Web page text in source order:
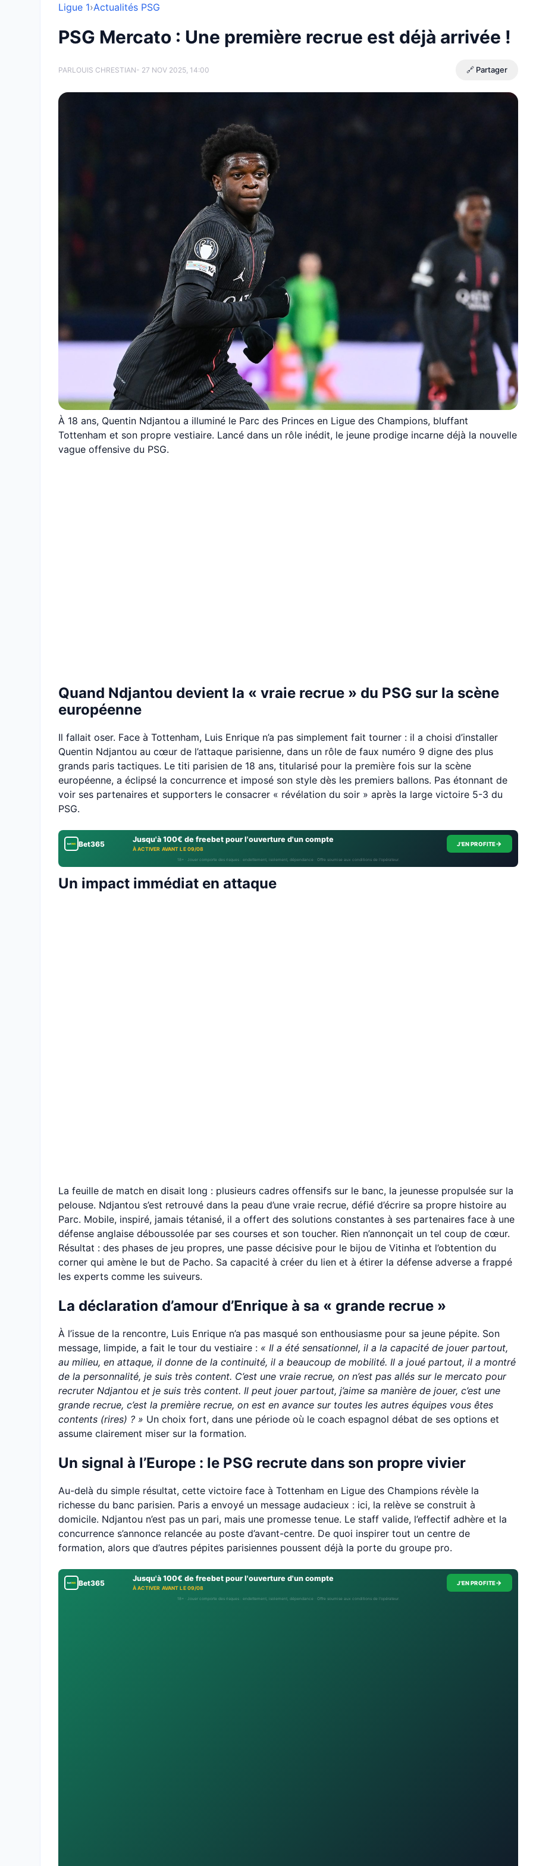
Ligue 1›Actualités PSG
PSG Mercato : Une première recrue est déjà arrivée !
PARLOUIS CHRESTIAN- 27 NOV 2025, 14:00 🔗 Partager
À 18 ans, Quentin Ndjantou a illuminé le Parc des Princes en Ligue des Champions, bluffant
Tottenham et son propre vestiaire. Lancé dans un rôle inédit, le jeune prodige incarne déjà la nouvelle
vague offensive du PSG.
Quand Ndjantou devient la « vraie recrue » du PSG sur la scène
européenne
Il fallait oser. Face à Tottenham, Luis Enrique n’a pas simplement fait tourner : il a choisi d’installer
Quentin Ndjantou au cœur de l’attaque parisienne, dans un rôle de faux numéro 9 digne des plus
grands paris tactiques. Le titi parisien de 18 ans, titularisé pour la première fois sur la scène
européenne, a éclipsé la concurrence et imposé son style dès les premiers ballons. Pas étonnant de
voir ses partenaires et supporters le consacrer « révélation du soir » après la large victoire 5-3 du
PSG.
Bet365 Jusqu'à 100€ de freebet pour l'ouverture d'un compte
À ACTIVER AVANT LE 09/08
J'EN PROFITE→
18+ · Jouer comporte des risques : endettement, isolement, dépendance · Offre soumise aux conditions de l’opérateur.
Un impact immédiat en attaque
La feuille de match en disait long : plusieurs cadres offensifs sur le banc, la jeunesse propulsée sur la
pelouse. Ndjantou s’est retrouvé dans la peau d’une vraie recrue, défié d’écrire sa propre histoire au
Parc. Mobile, inspiré, jamais tétanisé, il a offert des solutions constantes à ses partenaires face à une
défense anglaise déboussolée par ses courses et son toucher. Rien n’annonçait un tel coup de cœur.
Résultat : des phases de jeu propres, une passe décisive pour le bijou de Vitinha et l’obtention du
corner qui amène le but de Pacho. Sa capacité à créer du lien et à étirer la défense adverse a frappé
les experts comme les suiveurs.
La déclaration d’amour d’Enrique à sa « grande recrue »
À l’issue de la rencontre, Luis Enrique n’a pas masqué son enthousiasme pour sa jeune pépite. Son
message, limpide, a fait le tour du vestiaire : « Il a été sensationnel, il a la capacité de jouer partout,
au milieu, en attaque, il donne de la continuité, il a beaucoup de mobilité. Il a joué partout, il a montré
de la personnalité, je suis très content. C’est une vraie recrue, on n’est pas allés sur le mercato pour
recruter Ndjantou et je suis très content. Il peut jouer partout, j’aime sa manière de jouer, c’est une
grande recrue, c’est la première recrue, on est en avance sur toutes les autres équipes vous êtes
contents (rires) ? » Un choix fort, dans une période où le coach espagnol débat de ses options et
assume clairement miser sur la formation.
Un signal à l’Europe : le PSG recrute dans son propre vivier
Au-delà du simple résultat, cette victoire face à Tottenham en Ligue des Champions révèle la
richesse du banc parisien. Paris a envoyé un message audacieux : ici, la relève se construit à
domicile. Ndjantou n’est pas un pari, mais une promesse tenue. Le staff valide, l’effectif adhère et la
concurrence s’annonce relancée au poste d’avant-centre. De quoi inspirer tout un centre de
formation, alors que d’autres pépites parisiennes poussent déjà la porte du groupe pro.
Bet365 Jusqu'à 100€ de freebet pour l'ouverture d'un compte
À ACTIVER AVANT LE 09/08
J'EN PROFITE→
18+ · Jouer comporte des risques : endettement, isolement, dépendance · Offre soumise aux conditions de l’opérateur.